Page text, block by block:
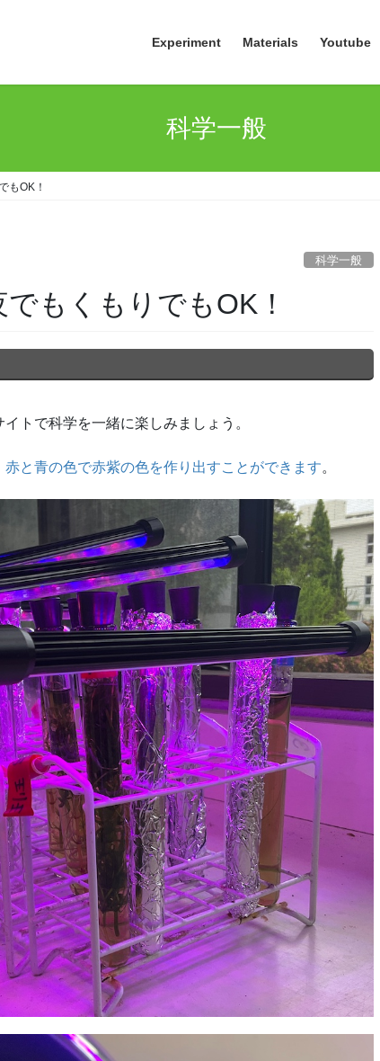
Experiment Materials Youtube
科学一般
もOK！
科学一般
もくもりでもOK！
トで科学を一緒に楽しみましょう。
赤と青の色で赤紫の色を作り出すことができます。